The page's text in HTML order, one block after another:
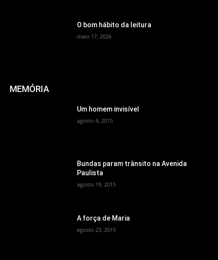
O bom hábito da leitura
maio 17, 2026
MEMÓRIA
Um homem invisível
agosto 4, 2015
Bundas param trânsito na Avenida
Paulista
agosto 19, 2015
A força de Maria
agosto 23, 2015